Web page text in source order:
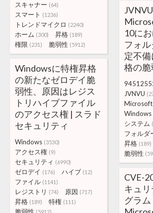
スキャナー (64)
スマート (1236)
トレンドマイクロ (2240)
ホーム (300) 昇格 (189)
権限 (231) 脆弱性 (5912)
10に
フォ
定不
格の脆
JVNVU
Microsoft
Windows
システム
フォルダ
昇格 (189)
脆弱性
Windowsに特権昇格
の新たなゼロデイ脆
弱性、原因はレジス
トリハイブファイル
のアクセス権 | スラド
セキュリティ
Windows (3530)
アクセス権 (9)
セキュリティ (6990)
ゼロデイ (176) ハイブ (12)
ファイル (1141)
レジストリ (74) 原因 (717)
昇格 (189) 特権 (111)
CVE-
キュ
グラム